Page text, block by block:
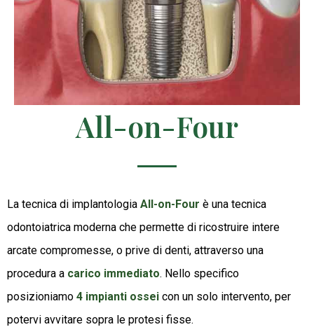
All-on-Four
La tecnica di implantologia All-on-Four è una tecnica
odontoiatrica moderna che permette di ricostruire intere
arcate compromesse, o prive di denti, attraverso una
procedura a carico immediato. Nello specifico
posizioniamo 4 impianti ossei con un solo intervento, per
potervi avvitare sopra le protesi fisse.